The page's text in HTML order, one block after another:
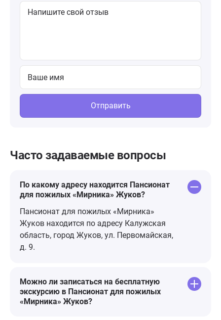
Отправить
Часто задаваемые вопросы
По какому адресу находится Пансионат
для пожилых «Мирника» Жуков?
Пансионат для пожилых «Мирника»
Жуков находится по адресу Калужская
область, город Жуков, ул. Первомайская,
д. 9.
Можно ли записаться на бесплатную
экскурсию в Пансионат для пожилых
«Мирника» Жуков?